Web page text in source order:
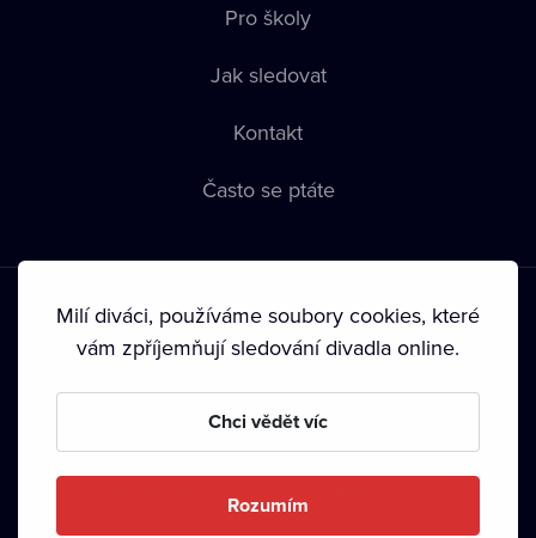
Pro školy
Jak sledovat
Kontakt
Často se ptáte
Podmínky používání • Ochrana soukromí • Zásady používání
• Autorská práva•
Milí diváci, používáme soubory cookies, které
vám zpříjemňují sledování divadla online.
Chci vědět víc
Rozumím